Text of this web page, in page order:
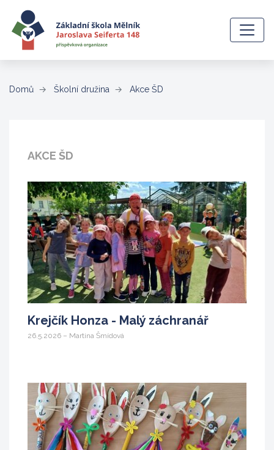
Domů Školní družina Akce ŠD
AKCE ŠD
Krejčík Honza - Malý záchranář
26.5.2026 – Martina Šmídová